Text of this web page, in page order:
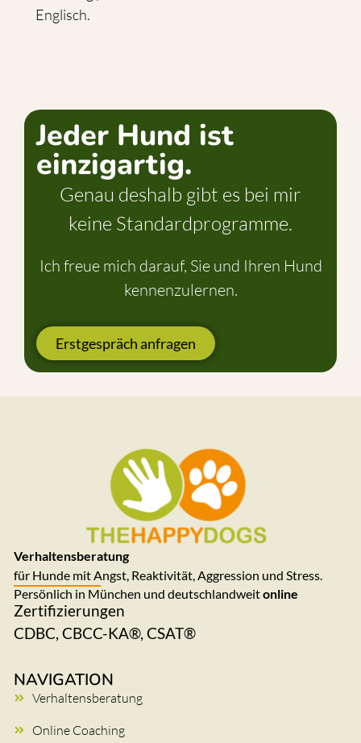
Englisch.
Jeder Hund ist
einzigartig.
Genau deshalb gibt es bei mir
keine Standardprogramme.
Ich freue mich darauf, Sie und Ihren Hund
kennenzulernen.
Erstgespräch anfragen
Verhaltensberatung
für Hunde mit Angst, Reaktivität, Aggression und Stress.
Persönlich in München und deutschlandweitonline
Zertifizierungen
CDBC, CBCC-KA®, CSAT®
NAVIGATION
Verhaltensberatung
Online Coaching